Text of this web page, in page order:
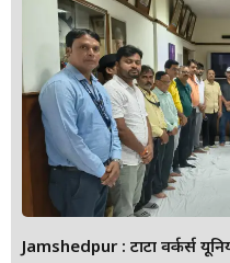
Jamshedpur : टाटा वर्कर्स